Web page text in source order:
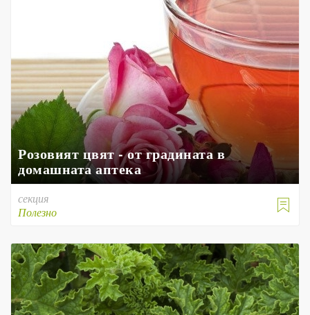
Розовият цвят - от градината в
домашната аптека

секция
Полезно